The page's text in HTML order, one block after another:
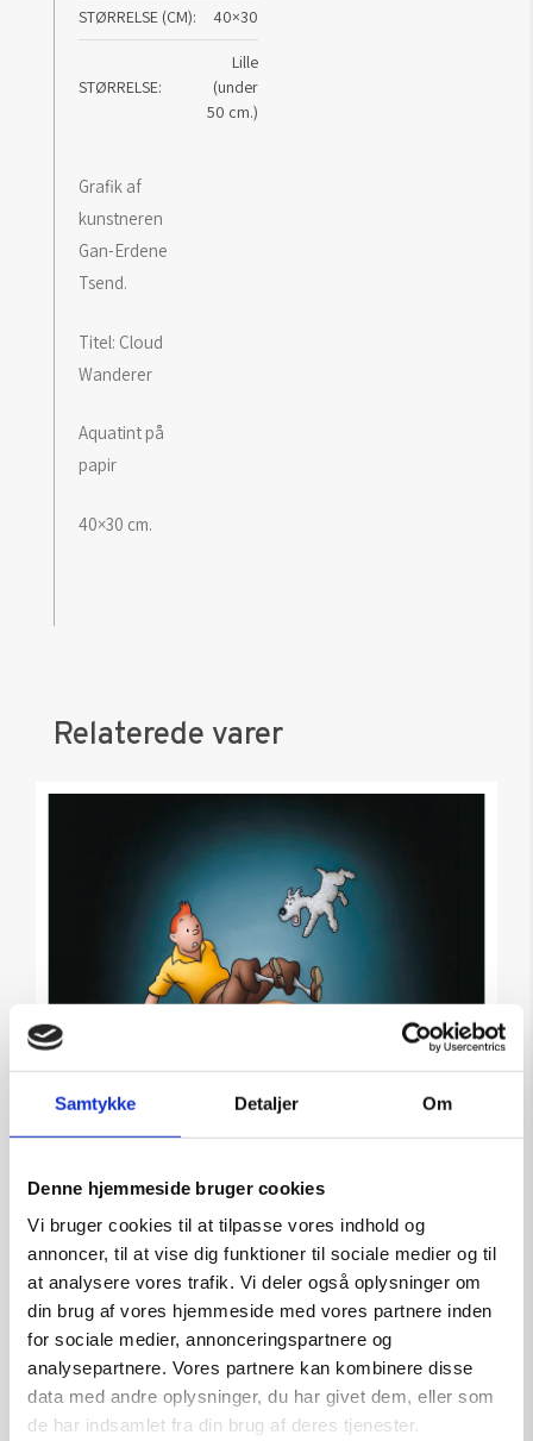
Samtykke Detaljer Om
Denne hjemmeside bruger cookies
Vi bruger cookies til at tilpasse vores indhold og
annoncer, til at vise dig funktioner til sociale medier og til
at analysere vores trafik. Vi deler også oplysninger om
din brug af vores hjemmeside med vores partnere inden
for sociale medier, annonceringspartnere og
analysepartnere. Vores partnere kan kombinere disse
data med andre oplysninger, du har givet dem, eller som
de har indsamlet fra din brug af deres tjenester.
STØRRELSE (CM) 40×30
STØRRELSE
Lille
(under
50 cm.)
Grafik af
kunstneren
Gan-Erdene
Tsend.
Titel: Cloud
Wanderer
Aquatint på
papir
40×30 cm.
Relaterede varer
Falling – grafik af Ole Ahlberg
Kunstner: Grafik af Ole Ahlberg
Størrelse: 71×60
kr.6.600,00